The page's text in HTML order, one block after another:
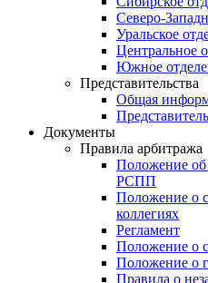
Северо-
Уральское
Центральное
Южное
Представительства
Общая
Документы
Правила арбитража
Положение
РСПП
Положение о
коллегиях
Регламент
Положение о
Положение о
Правила о